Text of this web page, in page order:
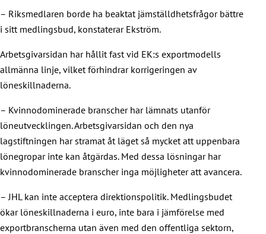
– Riksmedlaren borde ha beaktat jämställdhetsfrågor bättre
i sitt medlingsbud, konstaterar Ekström.
Arbetsgivarsidan har hållit fast vid EK:s exportmodells
allmänna linje, vilket förhindrar korrigeringen av
löneskillnaderna.
– Kvinnodominerade branscher har lämnats utanför
löneutvecklingen. Arbetsgivarsidan och den nya
lagstiftningen har stramat åt läget så mycket att uppenbara
lönegropar inte kan åtgärdas. Med dessa lösningar har
kvinnodominerade branscher inga möjligheter att avancera.
– JHL kan inte acceptera direktionspolitik. Medlingsbudet
ökar löneskillnaderna i euro, inte bara i jämförelse med
exportbranscherna utan även med den offentliga sektorn,